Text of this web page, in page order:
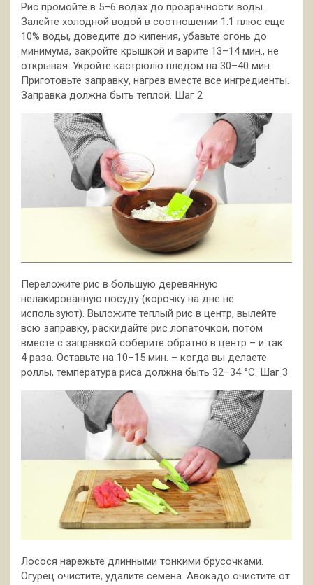
Рис промойте в 5–6 водах до прозрачности воды.
Залейте холодной водой в соотношении 1:1 плюс еще
10% воды, доведите до кипения, убавьте огонь до
минимума, закройте крышкой и варите 13–14 мин., не
открывая. Укройте кастрюлю пледом на 30–40 мин.
Приготовьте заправку, нагрев вместе все ингредиенты.
Заправка­ должна быть теплой. Шаг 2
Переложите рис в большую деревянную
нелакированную посуду (корочку на дне не
используют). Выложите теплый рис в центр, вылейте
всю заправку, раскидайте рис лопаточкой, потом
вместе с заправкой соберите обратно в центр – и так
4 раза. Оставьте на 10–15 мин. – когда вы делаете
роллы, температура риса должна быть 32–34 °С. Шаг 3
Лосося нарежьте длинными тонкими брусочками.
Огурец очистите, удалите семена. Авокадо очистите от